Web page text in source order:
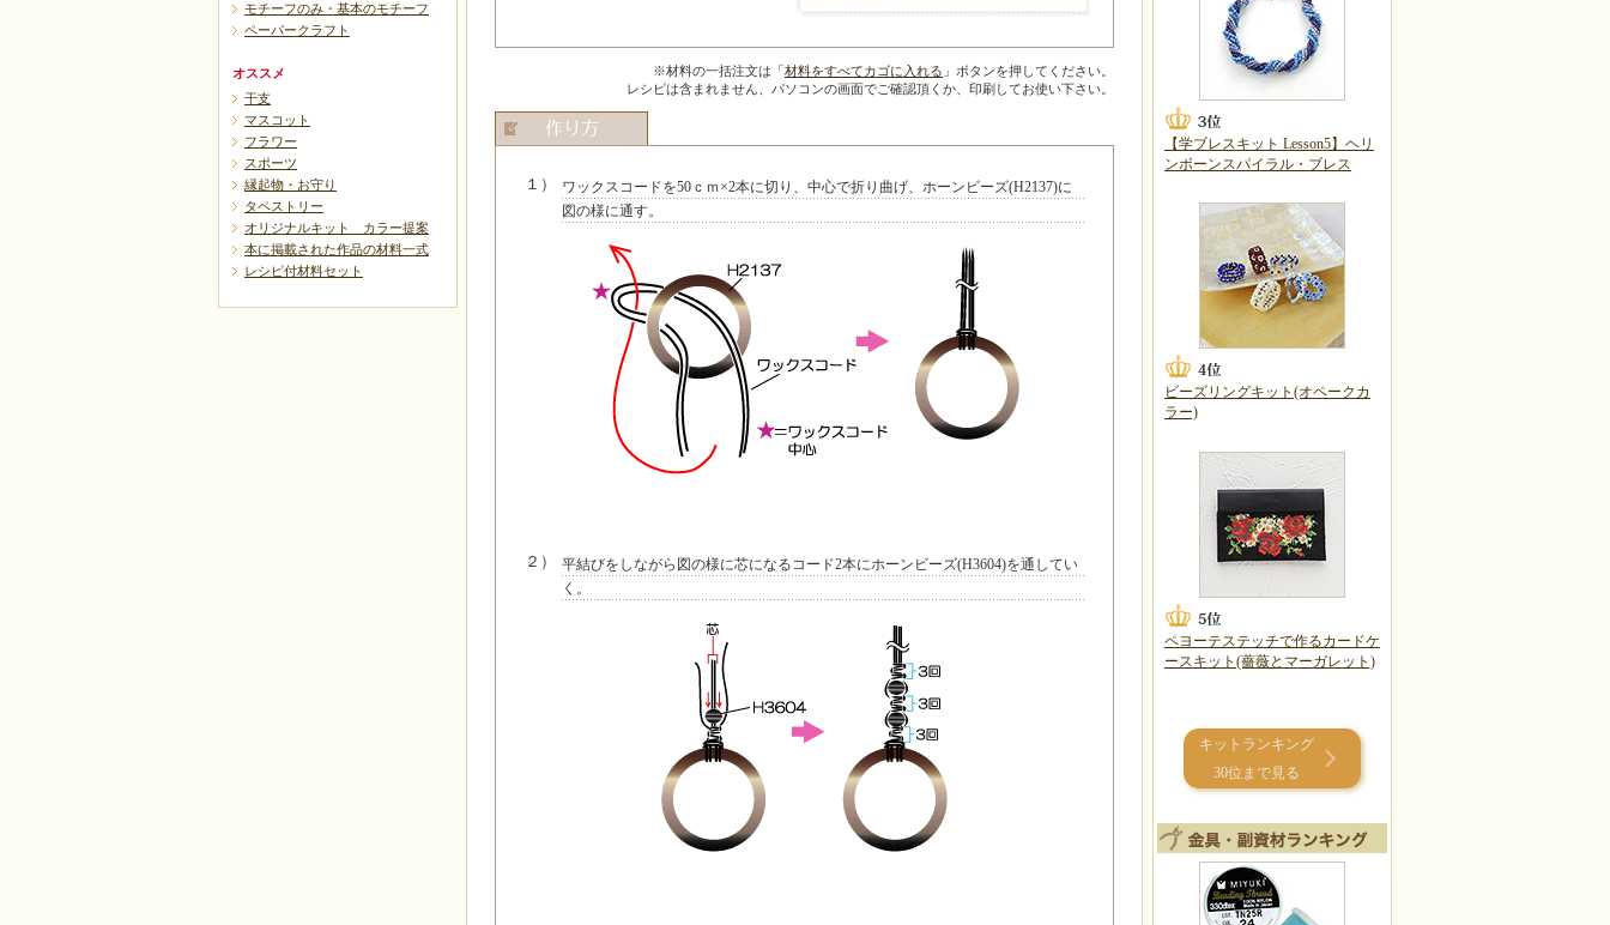
※材料の一括注文は「材料をすべてカゴに入れる 」ボタンを押してください。
レシピは含まれません、パソコンの画面でご確認頂くか、印刷してお使い下さい。
１）
ワックスコードを50ｃｍ×2本に切り、中心で折り曲げ、ホーンビーズ(H2137)に
図の様に通す。
２）
平結びをしながら図の様に芯になるコード2本にホーンビーズ(H3604)を通してい
く。
モチーフのみ・基本のモチーフ
ペーパークラフト
オススメ
干支
マスコット
フラワー
スポーツ
縁起物・お守り
タペストリー
オリジナルキット カラー提案
本に掲載された作品の材料一式
レシピ付材料セット
【学ブレスキット Lesson5】ヘリ
ンボーンスパイラル・ブレス
ビーズリングキット(オペークカ
ラー)
ペヨーテステッチで作るカードケ
ースキット(薔薇とマーガレット)
キットランキング
30位まで見る